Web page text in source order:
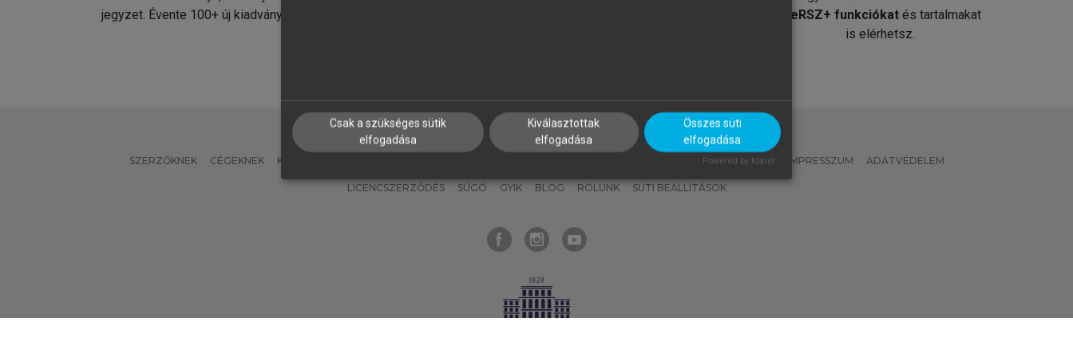
jegyzet. Évente 100+ új kiadvány.
MeRSZ+ funkciókat és tartalmakat
is elérhetsz.
SZERZŐKNEK CÉGEKNEK KÖNYVTÁROSOKNAK MI – ÁLTALÁNOS IRÁNYELVEK IMPRESSZUM ADATVÉDELEM
LICENCSZERZŐDÉS SÚGÓ GYIK BLOG RÓLUNK SÜTI BEÁLLÍTÁSOK
Csak a szükséges sütik
elfogadása
Kiválasztottak
elfogadása
Összes süti
elfogadása
Powered by Klaro!